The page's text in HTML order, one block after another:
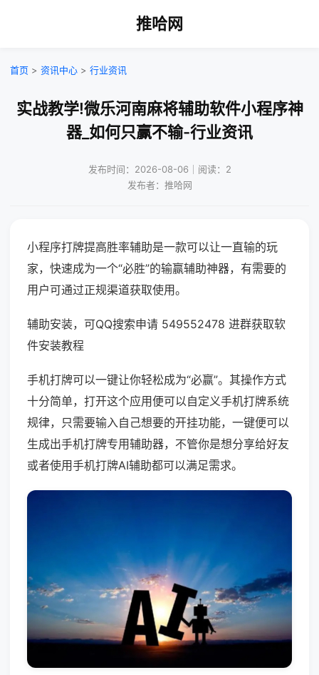
推哈网
首页 > 资讯中心 > 行业资讯
实战教学!微乐河南麻将辅助软件小程序神
器_如何只赢不输-行业资讯
发布时间：2026-08-06｜阅读：2
发布者：推哈网
小程序打牌提高胜率辅助是一款可以让一直输的玩
家，快速成为一个“必胜”的输赢辅助神器，有需要的
用户可通过正规渠道获取使用。
辅助安装，可QQ搜索申请 549552478 进群获取软
件安装教程
手机打牌可以一键让你轻松成为“必赢”。其操作方式
十分简单，打开这个应用便可以自定义手机打牌系统
规律，只需要输入自己想要的开挂功能，一键便可以
生成出手机打牌专用辅助器，不管你是想分享给好友
或者使用手机打牌AI辅助都可以满足需求。